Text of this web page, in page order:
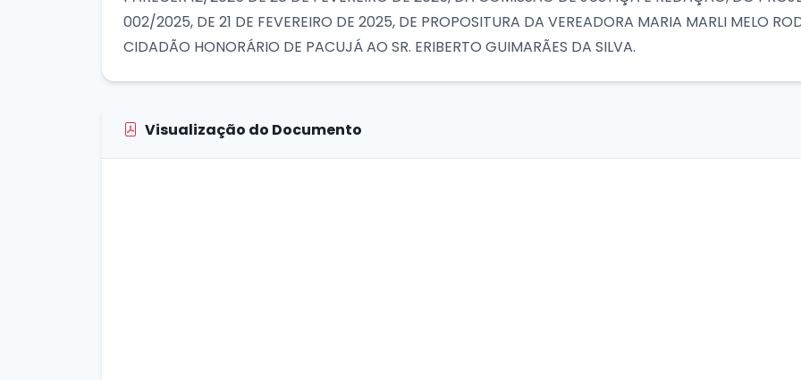
002/2025, DE 21 DE FEVEREIRO DE 2025, DE PROPOSITURA DA VEREADORA MARIA MARLI MELO
CIDADÃO HONORÁRIO DE PACUJÁ AO SR. ERIBERTO GUIMARÃES DA SILVA.
Visualização do Documento